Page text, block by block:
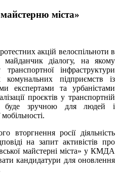
міста»
акцій велоспільноти в
майданчик діалогу, на якому
інфраструктури
підприємств із
експертами та урбаністами
проєктів у транспортній
буде зручною для людей і
вторгнення росії діяльність
на запит активістів про
майстерні міста» у КМДА
кандидатури для оновлення